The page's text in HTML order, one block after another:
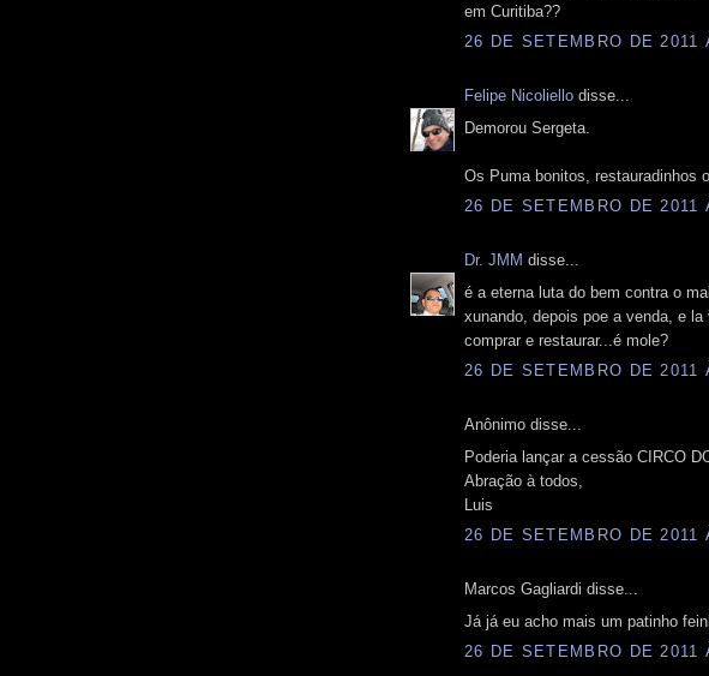
em Curitiba??
26 DE SETEMBRO DE 2011
Felipe Nicoliello disse...
Demorou Sergeta.
Os Puma bonitos, restauradinhos
26 DE SETEMBRO DE 2011
Dr. JMM disse...
é a eterna luta do bem contra o
xunando, depois poe a venda, e
comprar e restaurar...é mole?
26 DE SETEMBRO DE 2011
Anônimo disse...
Poderia lançar a cessão CIRCO
Abração à todos,
Luis
26 DE SETEMBRO DE 2011
Marcos Gagliardi disse...
Já já eu acho mais um patinho
26 DE SETEMBRO DE 2011